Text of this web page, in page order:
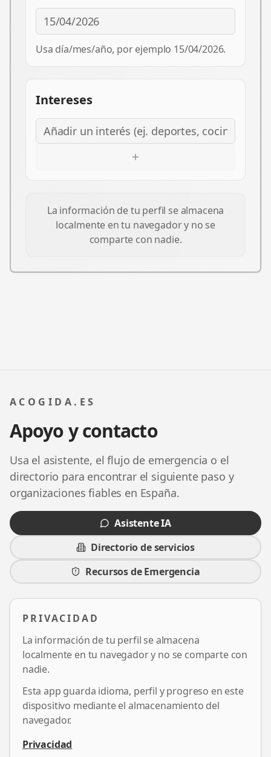
Usa día/mes/año, por ejemplo 15/04/2026.
Intereses
La información de tu perfil se almacena
localmente en tu navegador y no se
comparte con nadie.
ACOGIDA.ES
Apoyo y contacto
Usa el asistente, el flujo de emergencia o el
directorio para encontrar el siguiente paso y
organizaciones fiables en España.
Asistente IA
Directorio de servicios
Recursos de Emergencia
PRIVACIDAD
La información de tu perfil se almacena
localmente en tu navegador y no se comparte con
nadie.
Esta app guarda idioma, perfil y progreso en este
dispositivo mediante el almacenamiento del
navegador.
Privacidad